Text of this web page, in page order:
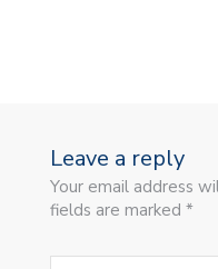
Leave a reply
Your email address
fields are marked *